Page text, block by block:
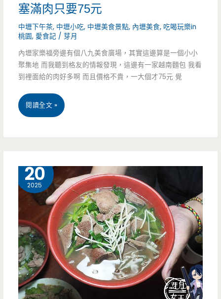
脖
香
辣
好
吃！！
（邀
塞滿肉只要75元
中壢下午茶, 中壢小吃, 中壢美食景點, 內壢美食, 吃喝玩樂in
桃園, 愛食記 /芽月
內壢家樂福旁邊有個八九美食廣場，其實這邊算是一個小小
聚集地 而我聽到格友的情報發現，這邊有一家越南麵包 我看
到裡面給的肉好多啊 而且價格不貴，一大個才75元 覺
桃
美
食-
有
越
南
麵
閱讀全文 »
20
2025